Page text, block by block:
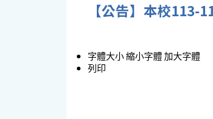
【公告】本校113-
字體大小縮小字體加大字體
列印